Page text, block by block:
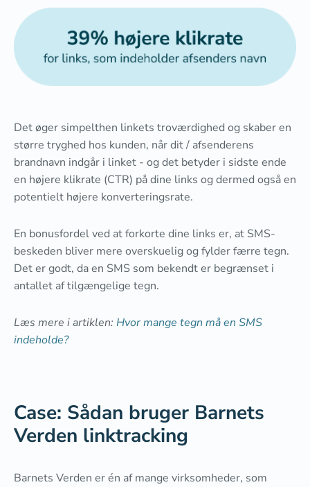
Det øger simpelthen linkets troværdighed og skaber en
større tryghed hos kunden, når dit / afsenderens
brandnavn indgår i linket - og det betyder i sidste ende
en højere klikrate (CTR) på dine links og dermed også en
potentielt højere konverteringsrate.
En bonusfordel ved at forkorte dine links er, at SMS-
beskeden bliver mere overskuelig og fylder færre tegn.
Det er godt, da en SMS som bekendt er begrænset i
antallet af tilgængelige tegn.
Læs mere i artiklen:Hvor mange tegn må en SMS
indeholde?
Case: Sådan bruger Barnets
Verden linktracking
Barnets Verden er én af mange virksomheder, som